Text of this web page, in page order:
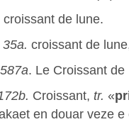
de lune.
35a. croissant de
587a. Le Croissant
Croissant, tr. «
en douar veze